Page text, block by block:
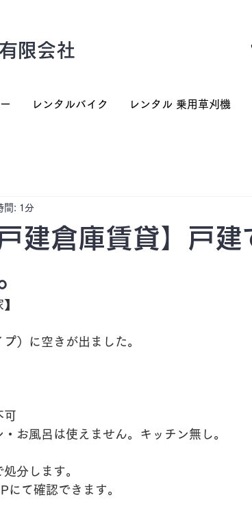
限会社
レンタルバイク レンタル 乗用草刈機
建倉庫賃貸】戸建
間: 1分
）に空きが出ました。
可
お風呂は使えません。キッチン無し。
分します。
て確認できます。